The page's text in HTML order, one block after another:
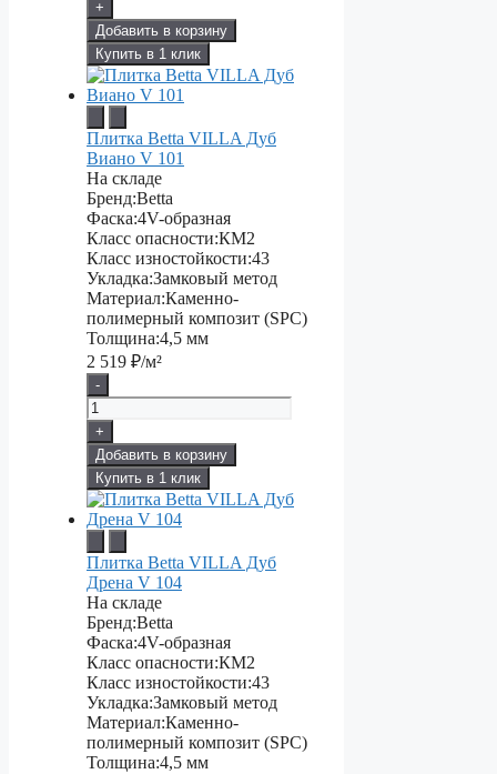
+
Добавить в корзину
Купить в 1 клик
Плитка Betta VILLA Дуб
Виано V 101
На складе
Бренд:Betta
Фаска:4V-образная
Класс опасности:КМ2
Класс изностойкости:43
Укладка:Замковый метод
Материал:Каменно-
полимерный композит (SPC)
Толщина:4,5 мм
2 519 ₽/м²
-
+
Добавить в корзину
Купить в 1 клик
Плитка Betta VILLA Дуб
Дрена V 104
На складе
Бренд:Betta
Фаска:4V-образная
Класс опасности:КМ2
Класс изностойкости:43
Укладка:Замковый метод
Материал:Каменно-
полимерный композит (SPC)
Толщина:4,5 мм